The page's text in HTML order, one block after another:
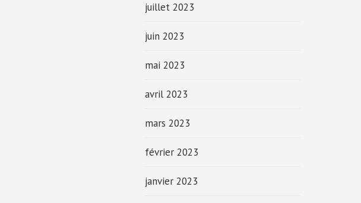
juillet 2023
juin 2023
mai 2023
avril 2023
mars 2023
février 2023
janvier 2023